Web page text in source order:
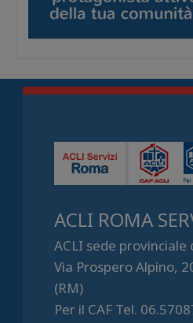
ACLI ROMA
ACLI sede provinciale
Via Prospero Alpino,
(RM)
Per il CAF Tel.